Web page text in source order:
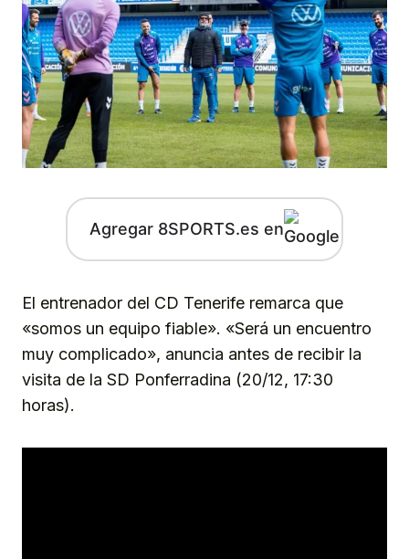
Agregar 8SPORTS.es en
El entrenador del CD Tenerife remarca que
«somos un equipo fiable». «Será un encuentro
muy complicado», anuncia antes de recibir la
visita de la SD Ponferradina (20/12, 17:30
horas).